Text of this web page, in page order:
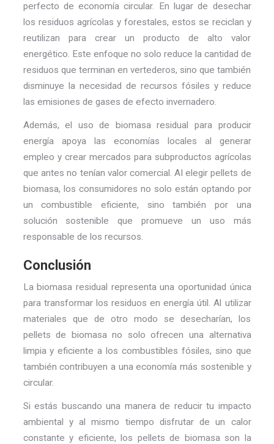
perfecto de economía circular. En lugar de desechar
los residuos agrícolas y forestales, estos se reciclan y
reutilizan para crear un producto de alto valor
energético. Este enfoque no solo reduce la cantidad de
residuos que terminan en vertederos, sino que también
disminuye la necesidad de recursos fósiles y reduce
las emisiones de gases de efecto invernadero.
Además, el uso de biomasa residual para producir
energía apoya las economías locales al generar
empleo y crear mercados para subproductos agrícolas
que antes no tenían valor comercial. Al elegir pellets de
biomasa, los consumidores no solo están optando por
un combustible eficiente, sino también por una
solución sostenible que promueve un uso más
responsable de los recursos.
Conclusión
La biomasa residual representa una oportunidad única
para transformar los residuos en energía útil. Al utilizar
materiales que de otro modo se desecharían, los
pellets de biomasa no solo ofrecen una alternativa
limpia y eficiente a los combustibles fósiles, sino que
también contribuyen a una economía más sostenible y
circular.
Si estás buscando una manera de reducir tu impacto
ambiental y al mismo tiempo disfrutar de un calor
constante y eficiente, los pellets de biomasa son la